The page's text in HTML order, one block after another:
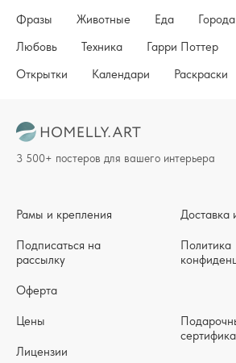
Фразы
Животные Еда Города
Любовь
Техника Гарри Поттер
Открытки
Календари Раскраски
Рамы и крепления
Подписаться на
рассылку
Оферта
Доставка
Политика
Цены
Лицензии
3 500+ постеров для вашего интерьера